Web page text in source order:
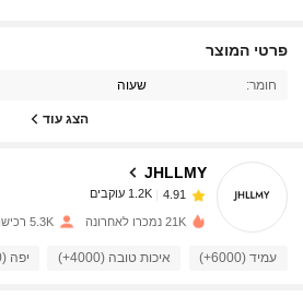
פרטי המוצר
חומר: שעוה
הצג עוד
JHLLMY
4.91
1.2K עוקבים
z***x
שילם לפני יום אחד
21K נמכרו לאחרונה 5.3K רכישה חוזרת
עמיד (6000+) איכות טובה (4000+) יפה (4000+)